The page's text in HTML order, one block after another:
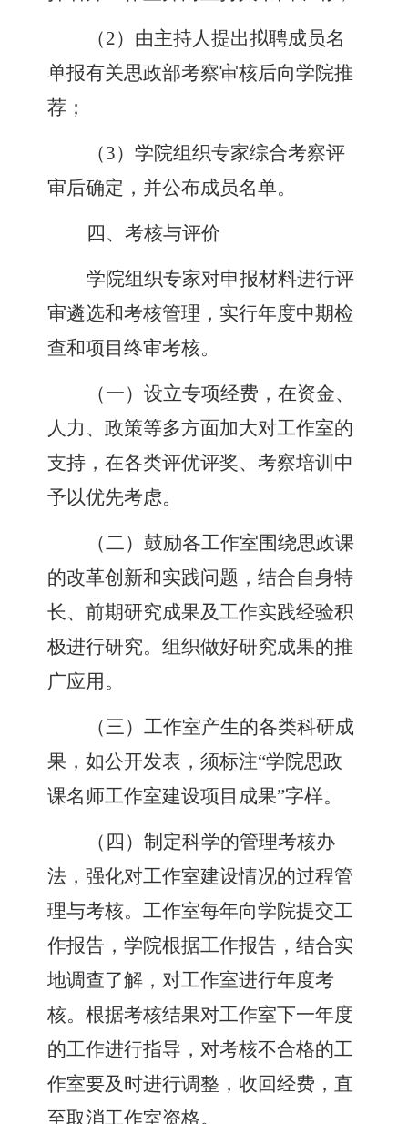
（2） 由主持人提出拟聘成员名
单报有关思政部考察审核后向学院推
荐；
（3） 学院组织专家综合考察评
审后确定 ， 并公布成员名单。
四、考核与评价
学院组织专家对申报材料进行评
审遴选和考核管理 ， 实行年度中期检
查和项目终审考核。
（一） 设立专项经费 ， 在资金、
人力、政策等多方面加大对工作室的
支持， 在各类评优评奖、考察培训中
予以优先考虑。
（二） 鼓励各工作室围绕思政课
的改革创新和实践问题 ， 结合自身特
长、前期研究成果及工作实践经验积
极进行研究。组织做好研究成果的推
广应用。
（三） 工作室产生的各类科研成
果 ， 如公开发表 ， 须标注“学院思政
课名师工作室建设项目成果”字样。
（ 四 ） 制定科学的管理考核办
法， 强化对工作室建设情况的过程管
理与考核。工作室每年向学院提交工
作报告 ， 学院根据工作报告 ， 结合实
地调查了解， 对工作室进行年度考
核。根据考核结果对工作室下一年度
的工作进行指导 ， 对考核不合格的工
作室要及时进行调整 ， 收回经费 ， 直
至取消工作室资格。